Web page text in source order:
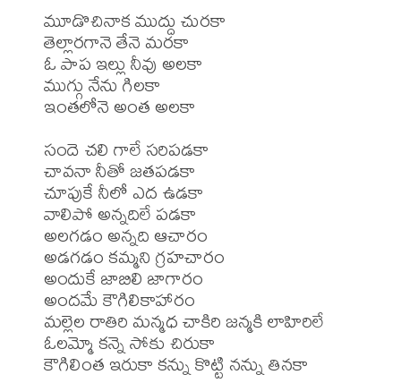
మూడొచినాక ముద్దు చురకా
తెల్లారగానె తేనె మరకా
ఓ పాప ఇల్లు నీవు అలకా
ముగ్గు నేను గిలకా
ఇంతలోనె అంత అలకా
సందె చలి గాలే సరిపడకా
చావనా నీతో జతపడకా
చూపుకే నీలో ఎద ఉడకా
వాలిపో అన్నదిలే పడకా
అలగడం అన్నది ఆచారం
అడగడం కమ్మని గ్రహచారం
అందుకే జాబిలి జాగారం
అందమే కౌగిలికాహారం
మల్లెల రాతిరి మన్మధ చాకిరి జన్మకి లాహిరిలే
ఓలమ్మో కన్నె సోకు చిరుకా
కౌగిలింత ఇరుకా కన్ను కొట్టి నన్ను తినకా